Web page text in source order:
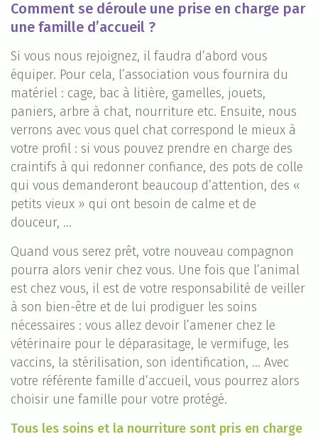
Comment se déroule une prise en charge par
une famille d’accueil ?
Si vous nous rejoignez, il faudra d’abord vous
équiper. Pour cela, l’association vous fournira du
matériel : cage, bac à litière, gamelles, jouets,
paniers, arbre à chat, nourriture etc. Ensuite, nous
verrons avec vous quel chat correspond le mieux à
votre profil : si vous pouvez prendre en charge des
craintifs à qui redonner confiance, des pots de colle
qui vous demanderont beaucoup d’attention, des «
petits vieux » qui ont besoin de calme et de
douceur, ...
Quand vous serez prêt, votre nouveau compagnon
pourra alors venir chez vous. Une fois que l’animal
est chez vous, il est de votre responsabilité de veiller
à son bien-être et de lui prodiguer les soins
nécessaires : vous allez devoir l’amener chez le
vétérinaire pour le déparasitage, le vermifuge, les
vaccins, la stérilisation, son identification, ... Avec
votre référente famille d’accueil, vous pourrez alors
choisir une famille pour votre protégé.
Tous les soins et la nourriture sont pris en charge